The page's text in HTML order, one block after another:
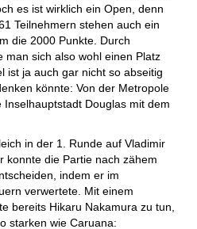
es ist wirklich ein Open, denn
Teilnehmern stehen auch ein
die 2000 Punkte. Durch
man sich also wohl einen Platz
ist ja auch gar nicht so abseitig
könnte: Von der Metropole
Douglas mit dem
in der 1. Runde auf Vladimir
konnte die Partie nach zähem
indem er im
verwertete. Mit einem
bereits Hikaru Nakamura zu tun,
starken wie Caruana: